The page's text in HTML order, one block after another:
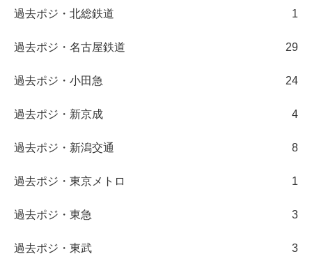
過去ポジ・北総鉄道 1
過去ポジ・名古屋鉄道 29
過去ポジ・小田急 24
過去ポジ・新京成 4
過去ポジ・新潟交通 8
過去ポジ・東京メトロ 1
過去ポジ・東急 3
過去ポジ・東武 3